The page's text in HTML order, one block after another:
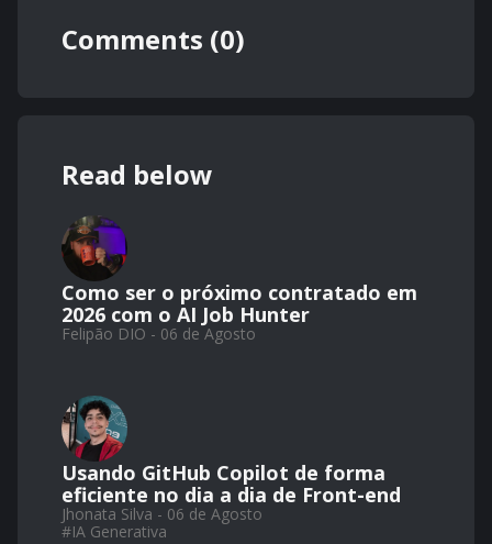
Comments (0)
Read below
Como ser o próximo contratado em
2026 com o AI Job Hunter
Felipão DIO - 06 de Agosto
Usando GitHub Copilot de forma
eficiente no dia a dia de Front-end
Jhonata Silva - 06 de Agosto
#IA Generativa